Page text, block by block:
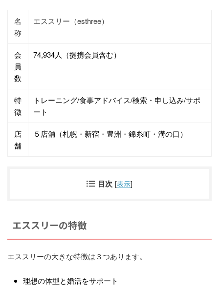
名
称
エススリー（esthree）
会
員
数
74,934人（提携会員含む）
特
徴
トレーニング/食事アドバイス/検索・申し込み/サポ
ート
店
舗
５店舗（札幌・新宿・豊洲・錦糸町・溝の口）
目次 [表示]
エススリーの特徴
エススリーの大きな特徴は３つあります。
理想の体型と婚活をサポート